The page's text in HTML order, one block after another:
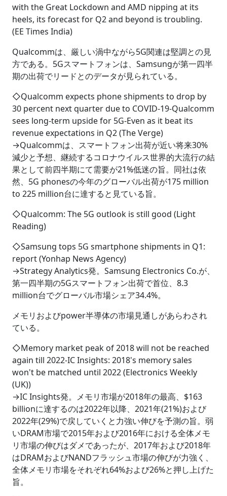
with the Great Lockdown and AMD nipping at its
heels, its forecast for Q2 and beyond is troubling.
(EE Times India)
Qualcommは、厳しい渦中ながら5G関連は堅調との見
方である。5Gスマートフォンは、Samsungが第一四半
期の出荷でリードとのデータが見られている。
◇Qualcomm expects phone shipments to drop by
30 percent next quarter due to COVID-19-Qualcomm
sees long-term upside for 5G-Even as it beat its
revenue expectations in Q2 (The Verge)
→Qualcommは、スマートフォン出荷が近い将来30%
減少と予想、継続するコロナウイルス世界的大流行の結
果として前四半期にて需要が21%低迷の旨。同社は依
然、5G phonesの今年のグローバル出荷が175 million
to 225 million台に達すると見ている旨。
◇Qualcomm: The 5G outlook is still good (Light
Reading)
◇Samsung tops 5G smartphone shipments in Q1:
report (Yonhap News Agency)
→Strategy Analytics発。Samsung Electronics Co.が、
第一四半期の5Gスマートフォン出荷で首位、8.3
million台でグローバル市場シェア34.4%。
メモリおよびpower半導体の市場見通しがあらわされ
ている。
◇Memory market peak of 2018 will not be reached
again till 2022-IC Insights: 2018's memory sales
won't be matched until 2022 (Electronics Weekly
(UK))
→IC Insights発。メモリ市場が2018年の最高、$163
billionに達するのは2022年以降、2021年(21%)および
2022年(29%)で戻していくと力強い伸びを予測の旨。弱
いDRAM市場で2015年および2016年における全体メモ
リ市場の伸びはダメであったが、2017年および2018年
はDRAMおよびNANDフラッシュ市場の伸びが力強く、
全体メモリ市場をそれぞれ64%および26%と押し上げた
旨。